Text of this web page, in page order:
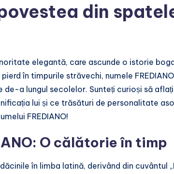
din
elegantă, care ascunde o istorie
în timpurile străvechi, numele
de-a lungul secolelor. Sunteți curioși să
lui și ce trăsături de personalitate
FREDIANO!
O călătorie în timp
în limba latină, derivând din cuvântul